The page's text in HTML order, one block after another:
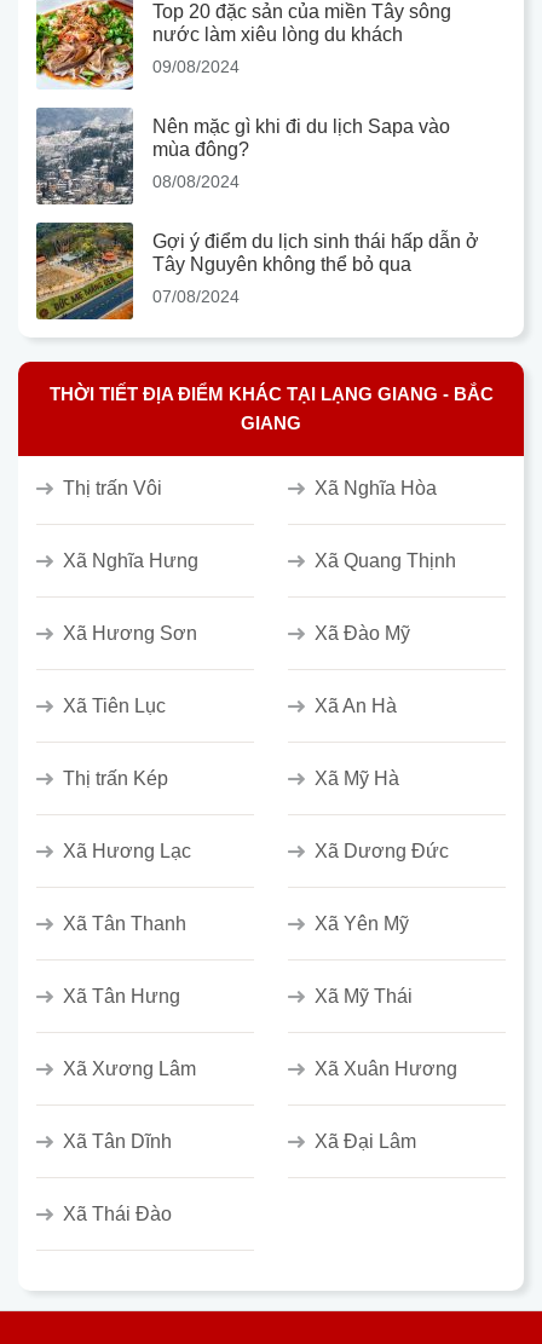
Top 20 đặc sản của miền Tây sông
nước làm xiêu lòng du khách
09/08/2024
Nên mặc gì khi đi du lịch Sapa vào
mùa đông?
08/08/2024
Gợi ý điểm du lịch sinh thái hấp dẫn ở
Tây Nguyên không thể bỏ qua
07/08/2024
THỜI TIẾT ĐỊA ĐIỂM KHÁC TẠI LẠNG GIANG - BẮC
GIANG
Thị trấn Vôi Xã Nghĩa Hòa
Xã Nghĩa Hưng Xã Quang Thịnh
Xã Hương Sơn Xã Đào Mỹ
Xã Tiên Lục Xã An Hà
Thị trấn Kép Xã Mỹ Hà
Xã Hương Lạc Xã Dương Đức
Xã Tân Thanh Xã Yên Mỹ
Xã Tân Hưng Xã Mỹ Thái
Xã Xương Lâm Xã Xuân Hương
Xã Tân Dĩnh Xã Đại Lâm
Xã Thái Đào